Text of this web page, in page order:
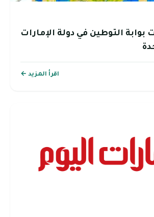
التوطين في دولة الإمارات
اقرأ المزيد ←